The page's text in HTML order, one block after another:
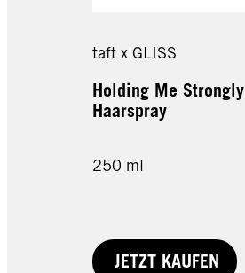
taft x GLISS
Holding Me Strongly
Haarspray
250 ml
JETZT KAUFEN